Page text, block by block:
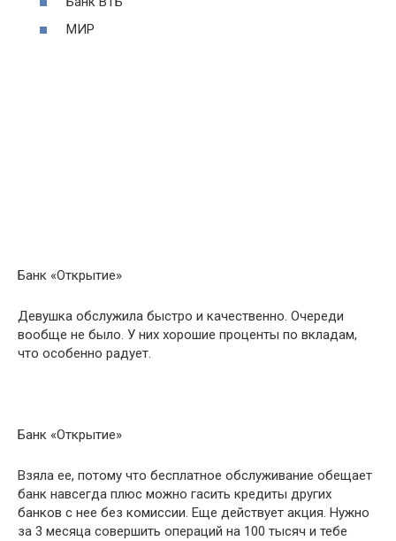
МИР
Банк «Открытие»
Девушка обслужила быстро и качественно. Очереди
вообще не было. У них хорошие проценты по вкладам,
что особенно радует.
Банк «Открытие»
Взяла ее, потому что бесплатное обслуживание обещает
банк навсегда плюс можно гасить кредиты других
банков с нее без комиссии. Еще действует акция. Нужно
за 3 месяца совершить операций на 100 тысяч и тебе